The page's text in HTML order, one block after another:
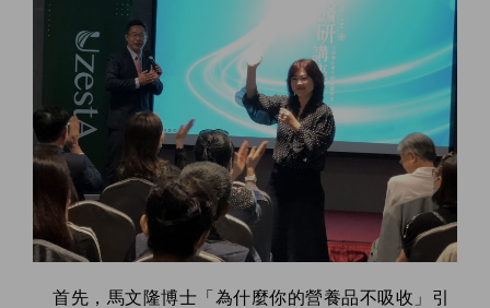
首先，馬文隆博士「為什麼你的營養品不吸收」引